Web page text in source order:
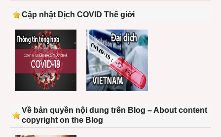
Cập nhật Dịch COVID Thế giới
Về bản quyền nội dung trên Blog – About content
copyright on the Blog